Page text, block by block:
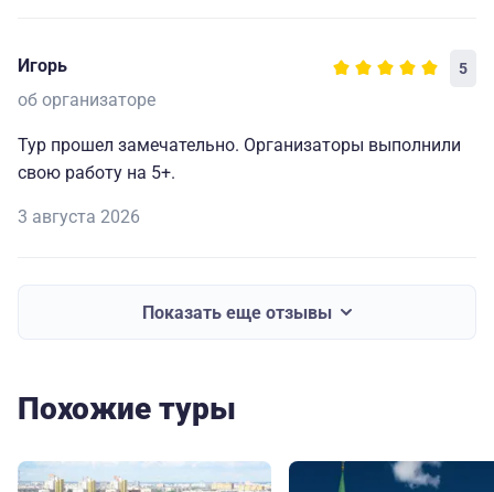
Игорь 5
об организаторе
Тур прошел замечательно. Организаторы выполнили
свою работу на 5+.
3 августа 2026
Показать еще отзывы
Похожие туры